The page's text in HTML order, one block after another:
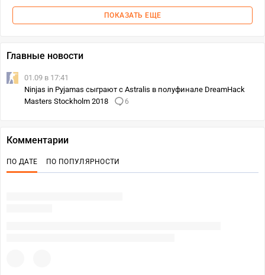
ПОКАЗАТЬ ЕЩЕ
Главные новости
01.09 в 17:41
Ninjas in Pyjamas сыграют с Astralis в полуфинале DreamHack
Masters Stockholm 2018
6
Комментарии
ПО ДАТЕ ПО ПОПУЛЯРНОСТИ